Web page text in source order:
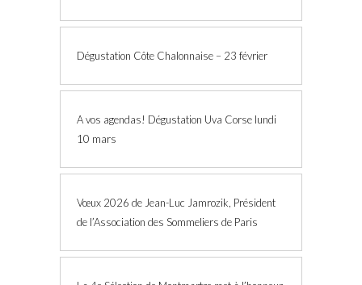
Dégustation Côte Chalonnaise – 23 février
A vos agendas! Dégustation Uva Corse lundi
10 mars
Vœux 2026 de Jean-Luc Jamrozik, Président
de l’Association des Sommeliers de Paris